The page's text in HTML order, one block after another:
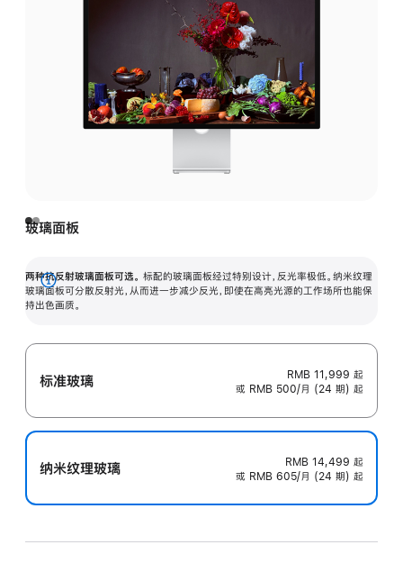
玻璃面板
两种抗反射玻璃面板可选。 标配的玻璃面板经过特别设计，反光率极低。纳米纹理
玻璃面板可分散反射光，从而进一步减少反光，即使在高亮光源的工作场所也能保
持出色画质。
展
开
标准玻璃 RMB 11,999 起
或 RMB 500/月 (24 期) 起
纳米纹理玻璃 RMB 14,499 起
或 RMB 605/月 (24 期) 起